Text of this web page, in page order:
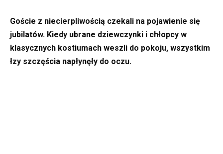
Goście z niecierpliwością czekali na pojawienie się
jubilatów. Kiedy ubrane dziewczynki i chłopcy w
klasycznych kostiumach weszli do pokoju, wszystkim
łzy szczęścia napłynęły do oczu.